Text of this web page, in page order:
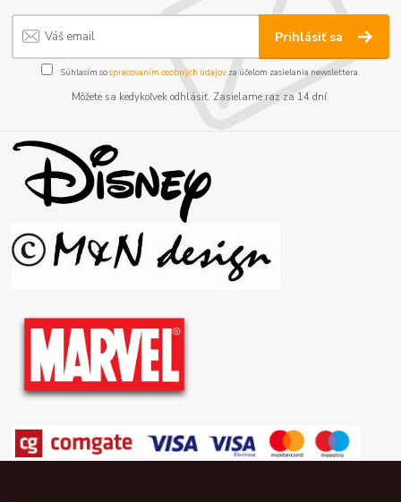
Prihlásiť sa
Súhlasím sospracovaním osobných údajov za účelom zasielania newslettera.
Môžete sa kedykoľvek odhlásiť. Zasielame raz za 14 dní.